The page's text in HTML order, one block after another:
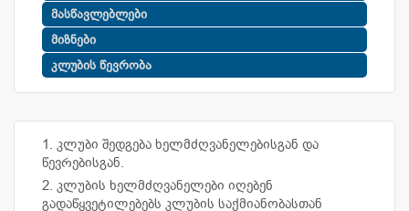
მასწავლებლები
მიზნები
კლუბის წევრობა
1. კლუბი შედგება ხელმძღვანელებისგან და
წევრებისგან.
2. კლუბის ხელმძღვანელები იღებენ
გადაწყვეტილებებს კლუბის საქმიანობასთან